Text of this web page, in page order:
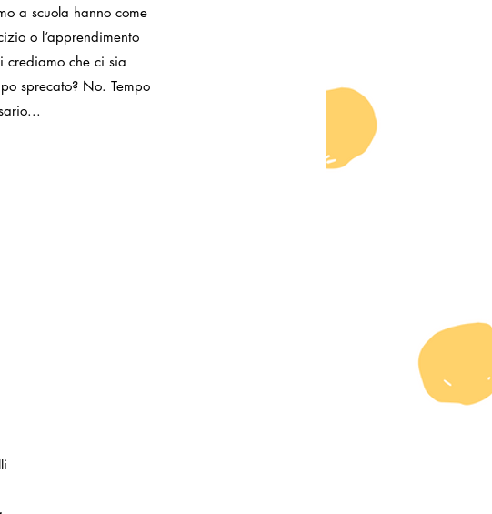
a scuola hanno come
o l’apprendimento
che ci sia
sprecato? No. Tempo